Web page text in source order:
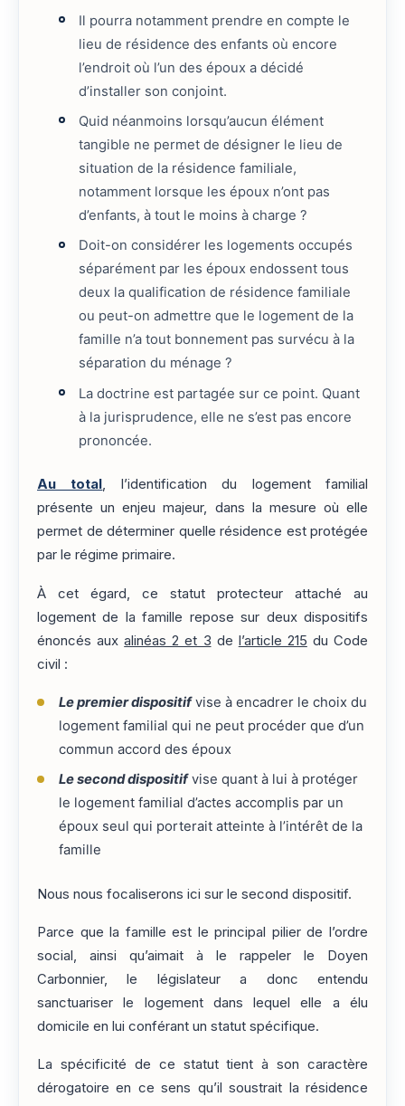
Il pourra notamment prendre en compte le
lieu de résidence des enfants où encore
l’endroit où l’un des époux a décidé
d’installer son conjoint.
Quid néanmoins lorsqu’aucun élément
tangible ne permet de désigner le lieu de
situation de la résidence familiale,
notamment lorsque les époux n’ont pas
d’enfants, à tout le moins à charge ?
Doit-on considérer les logements occupés
séparément par les époux endossent tous
deux la qualification de résidence familiale
ou peut-on admettre que le logement de la
famille n’a tout bonnement pas survécu à la
séparation du ménage ?
La doctrine est partagée sur ce point. Quant
à la jurisprudence, elle ne s’est pas encore
prononcée.
Au total, l’identification du logement familial
présente un enjeu majeur, dans la mesure où elle
permet de déterminer quelle résidence est protégée
par le régime primaire.
À cet égard, ce statut protecteur attaché au
logement de la famille repose sur deux dispositifs
énoncés auxalinéas 2 et 3 de l’article 215 du Code
civil :
Le premier dispositifvise à encadrer le choix du
logement familial qui ne peut procéder que d’un
commun accord des époux
Le second dispositifvise quant à lui à protéger
le logement familial d’actes accomplis par un
époux seul qui porterait atteinte à l’intérêt de la
famille
Nous nous focaliserons ici sur le second dispositif.
Parce que la famille est le principal pilier de l’ordre
social, ainsi qu’aimait à le rappeler le Doyen
Carbonnier, le législateur a donc entendu
sanctuariser le logement dans lequel elle a élu
domicile en lui conférant un statut spécifique.
La spécificité de ce statut tient à son caractère
dérogatoire en ce sens qu’il soustrait la résidence